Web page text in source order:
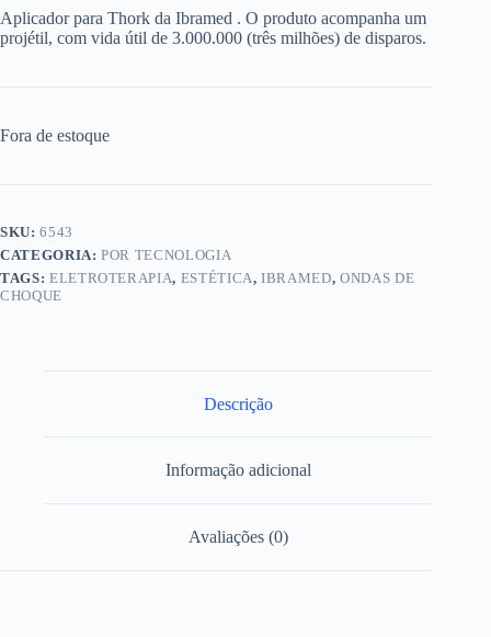
Aplicador para Thork da Ibramed . O produto acompanha um
projétil, com vida útil de 3.000.000 (três milhões) de disparos.
Fora de estoque
SKU:6543
CATEGORIA:POR TECNOLOGIA
TAGS: ELETROTERAPIA, ESTÉTICA,IBRAMED,ONDAS DE
CHOQUE
Descrição
Informação adicional
Avaliações (0)